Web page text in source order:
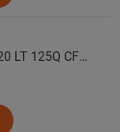
COMFORSER Автошина 35X12.5 R20 LT 125Q CF9000 R/T RWL 12PR лето